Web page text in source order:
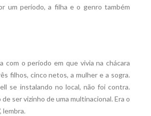
um período, a filha e o genro também
com o período em que vivia na chácara
filhos, cinco netos, a mulher e a sogra.
se instalando no local, não foi contra.
ser vizinho de uma multinacional. Era o
lembra.